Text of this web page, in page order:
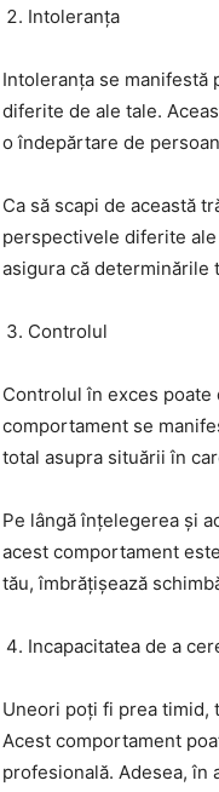
Intoleranța
Intoleranța se manifestă
diferite de ale tale.
o îndepărtare de
Ca să scapi de această
perspectivele diferite
asigura că determinările
Controlul
Controlul în exces
comportament se
total asupra situării în
Pe lângă înțelegerea și
acest comportament
tău, îmbrățișează
Incapacitatea de a
Uneori poți fi prea timid,
Acest comportament
profesională. Adesea, în